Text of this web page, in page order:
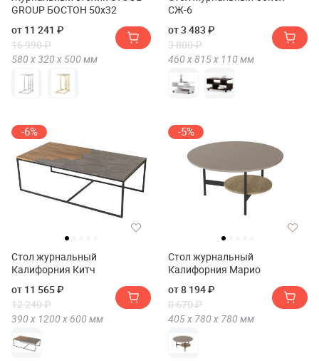
GROUP БОСТОН 50х32
от 11 241 ₽
16 990 ₽
580 х320 х 500 мм
СЖ-6
от 3 483 ₽
3 800 ₽
460 х815 х 110 мм
-6%
Стол журнальный
Калифорния Китч
от 11 565 ₽
12 240 ₽
390 х 1200 х 600 мм
-5%
Стол журнальный
Калифорния Марио
от 8 194 ₽
8 670 ₽
405 х 780 х 780 мм